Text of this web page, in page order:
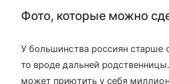
Фото, которые можно
У большинства россиян старше
то вроде дальней
может приютить у себя